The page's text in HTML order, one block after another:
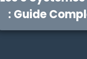
: Guide